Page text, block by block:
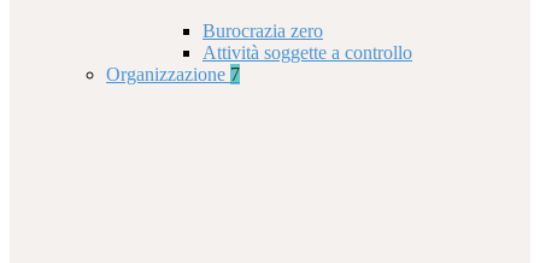
Burocrazia zero
Attività soggette a controllo
Organizzazione 7